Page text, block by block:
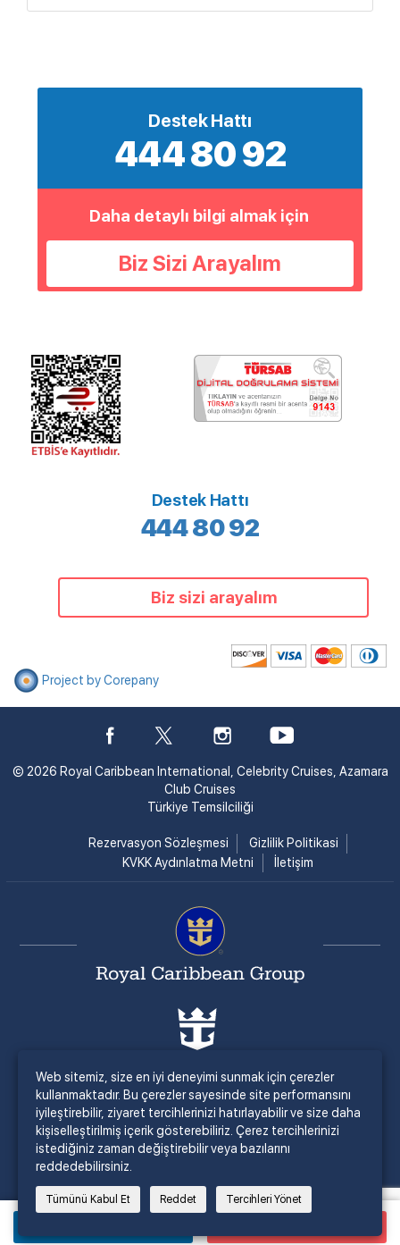
Destek Hattı
444 80 92
Daha detaylı bilgi almak için
Biz Sizi Arayalım
Destek Hattı
444 80 92
Biz sizi arayalım
Project by Corepany
© 2026 Royal Caribbean International, Celebrity Cruises, Azamara
Club Cruises
Türkiye Temsilciliği
Rezervasyon Sözleşmesi
Gizlilik Politikasi
KVKK Aydınlatma Metni
İletişim
Web sitemiz, size en iyi deneyimi sunmak için çerezler
kullanmaktadır. Bu çerezler sayesinde site performansını
iyileştirebilir, ziyaret tercihlerinizi hatırlayabilir ve size daha
kişiselleştirilmiş içerik gösterebiliriz. Çerez tercihlerinizi
istediğiniz zaman değiştirebilir veya bazılarını
reddedebilirsiniz.
Tümünü Kabul Et Reddet Tercihleri Yönet